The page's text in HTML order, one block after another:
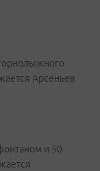
Арсеньев
и 50